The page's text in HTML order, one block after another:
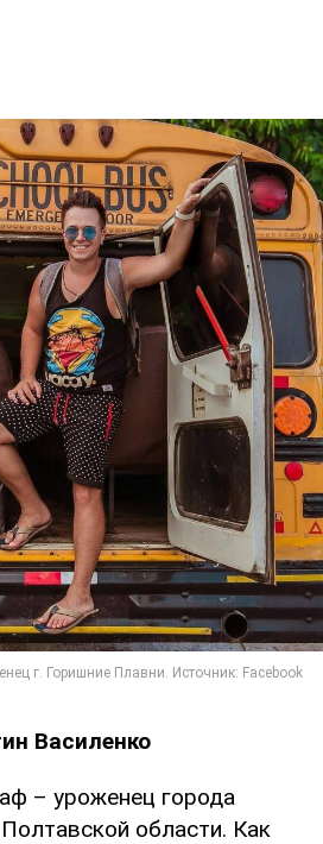
Василенко
– уроженец города
области. Как